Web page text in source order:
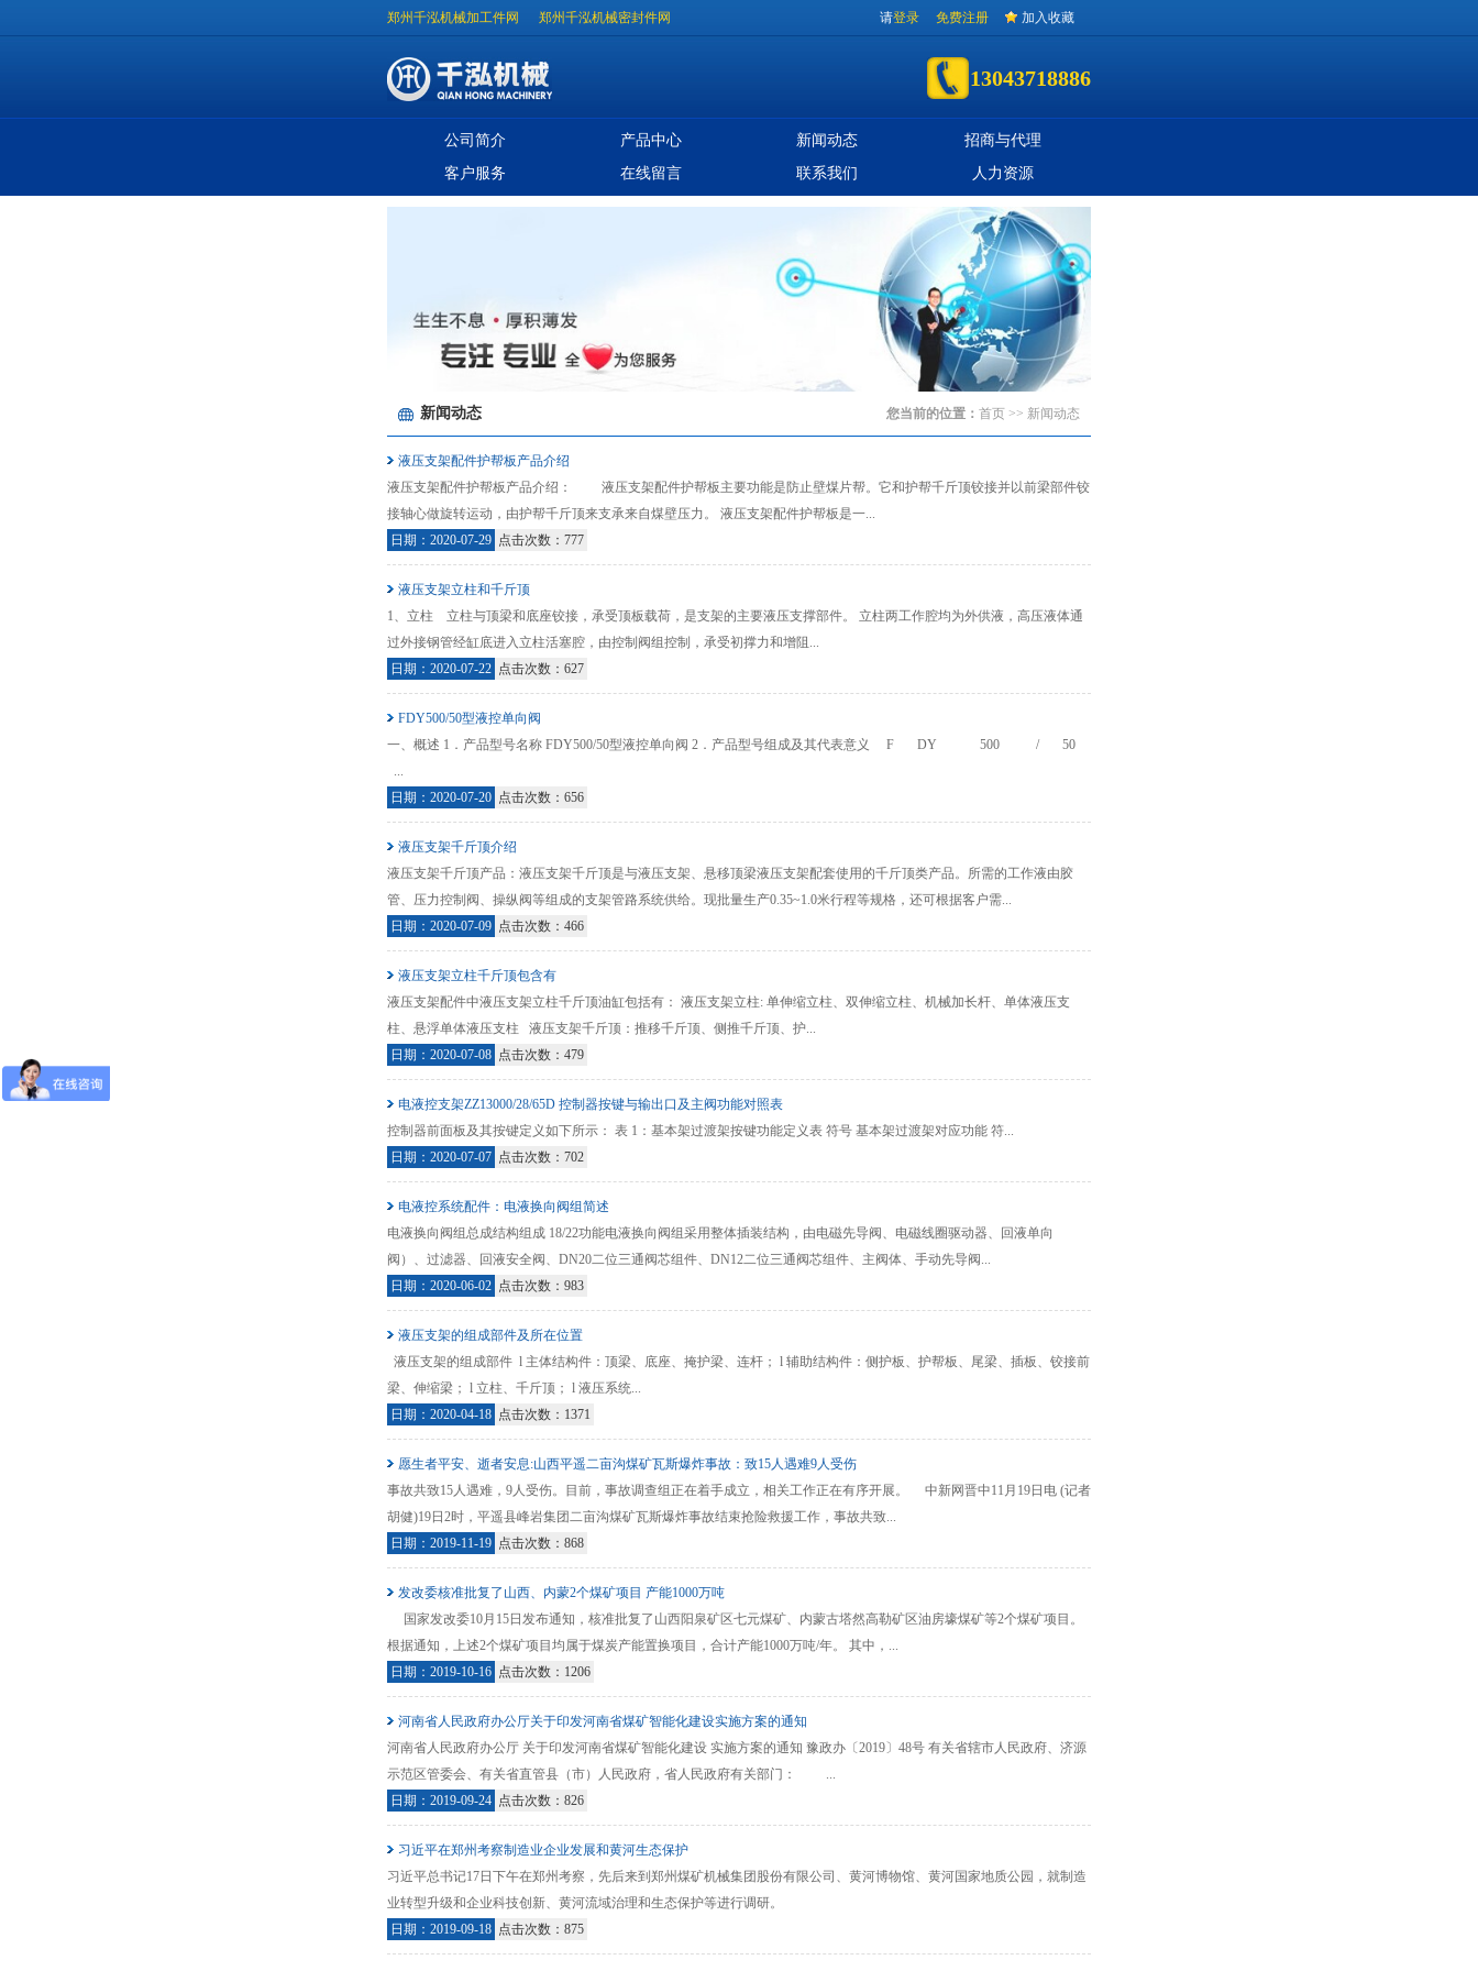
请登录 免费注册 加入收藏
郑州千泓机械加工件网 郑州千泓机械密封件网
13043718886
公司简介 产品中心 新闻动态
招商与代理
客户服务
在线留言 联系我们 人力资源
您当前的位置： 首页 >> 新闻动态
新闻动态
液压支架配件护帮板产品介绍
液压支架配件护帮板产品介绍： 液压支架配件护帮板主要功能是防止壁煤片帮。它和护帮千斤顶铰接并以前梁部件铰
接轴心做旋转运动，由护帮千斤顶来支承来自煤壁压力。 液压支架配件护帮板是一...
日期：2020-07-29 点击次数：777
液压支架立柱和千斤顶
1、立柱 立柱与顶梁和底座铰接，承受顶板载荷，是支架的主要液压支撑部件。 立柱两工作腔均为外供液，高压液体通
过外接钢管经缸底进入立柱活塞腔，由控制阀组控制，承受初撑力和增阻...
日期：2020-07-22 点击次数：627
FDY500/50型液控单向阀
一、概述 1．产品型号名称 FDY500/50型液控单向阀 2．产品型号组成及其代表意义 F DY 500 / 50
...
日期：2020-07-20 点击次数：656
液压支架千斤顶介绍
液压支架千斤顶产品：液压支架千斤顶是与液压支架、悬移顶梁液压支架配套使用的千斤顶类产品。所需的工作液由胶
管、压力控制阀、操纵阀等组成的支架管路系统供给。现批量生产0.35~1.0米行程等规格，还可根据客户需...
日期：2020-07-09 点击次数：466
液压支架立柱千斤顶包含有
液压支架配件中液压支架立柱千斤顶油缸包括有： 液压支架立柱: 单伸缩立柱、双伸缩立柱、机械加长杆、单体液压支
柱、悬浮单体液压支柱 液压支架千斤顶：推移千斤顶、侧推千斤顶、护...
日期：2020-07-08 点击次数：479
电液控支架ZZ13000/28/65D 控制器按键与输出口及主阀功能对照表
控制器前面板及其按键定义如下所示： 表 1：基本架过渡架按键功能定义表 符号 基本架过渡架对应功能 符...
日期：2020-07-07 点击次数：702
电液控系统配件：电液换向阀组简述
电液换向阀组总成结构组成 18/22功能电液换向阀组采用整体插装结构，由电磁先导阀、电磁线圈驱动器、回液单向
阀）、过滤器、回液安全阀、DN20二位三通阀芯组件、DN12二位三通阀芯组件、主阀体、手动先导阀...
日期：2020-06-02 点击次数：983
液压支架的组成部件及所在位置
液压支架的组成部件 l 主体结构件：顶梁、底座、掩护梁、连杆； l 辅助结构件：侧护板、护帮板、尾梁、插板、铰接前
梁、伸缩梁； l 立柱、千斤顶； l 液压系统...
日期：2020-04-18 点击次数：1371
愿生者平安、逝者安息:山西平遥二亩沟煤矿瓦斯爆炸事故：致15人遇难9人受伤
事故共致15人遇难，9人受伤。目前，事故调查组正在着手成立，相关工作正在有序开展。 中新网晋中11月19日电 (记者
胡健)19日2时，平遥县峰岩集团二亩沟煤矿瓦斯爆炸事故结束抢险救援工作，事故共致...
日期：2019-11-19 点击次数：868
发改委核准批复了山西、内蒙2个煤矿项目 产能1000万吨
国家发改委10月15日发布通知，核准批复了山西阳泉矿区七元煤矿、内蒙古塔然高勒矿区油房壕煤矿等2个煤矿项目。
根据通知，上述2个煤矿项目均属于煤炭产能置换项目，合计产能1000万吨/年。 其中，...
日期：2019-10-16 点击次数：1206
河南省人民政府办公厅关于印发河南省煤矿智能化建设实施方案的通知
河南省人民政府办公厅 关于印发河南省煤矿智能化建设 实施方案的通知 豫政办〔2019〕48号 有关省辖市人民政府、济源
示范区管委会、有关省直管县（市）人民政府，省人民政府有关部门： ...
日期：2019-09-24 点击次数：826
习近平在郑州考察制造业企业发展和黄河生态保护
习近平总书记17日下午在郑州考察，先后来到郑州煤矿机械集团股份有限公司、黄河博物馆、黄河国家地质公园，就制造
业转型升级和企业科技创新、黄河流域治理和生态保护等进行调研。
日期：2019-09-18 点击次数：875